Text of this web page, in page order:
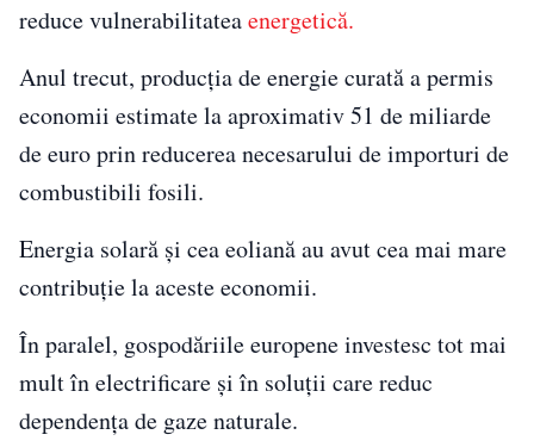
reduce vulnerabilitateaenergetică.
Anul trecut, producția de energie curată a permis
economii estimate la aproximativ 51 de miliarde
de euro prin reducerea necesarului de importuri de
combustibili fosili.
Energia solară și cea eoliană au avut cea mai mare
contribuție la aceste economii.
În paralel, gospodăriile europene investesc tot mai
mult în electrificare și în soluții care reduc
dependența de gaze naturale.